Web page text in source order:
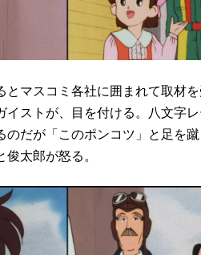
とマスコミ各社に囲まれて取材
イストが、目を付ける。八文字
のだが「このポンコツ」と足を
太郎が怒る。